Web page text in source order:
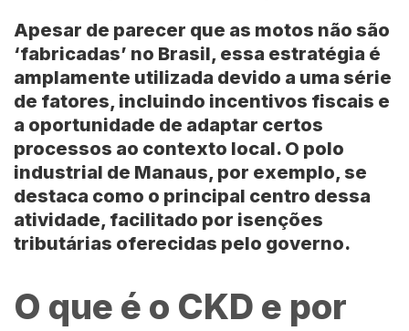
Apesar de parecer que as motos não são
‘fabricadas’ no Brasil, essa estratégia é
amplamente utilizada devido a uma série
de fatores, incluindo incentivos fiscais e
a oportunidade de adaptar certos
processos ao contexto local. O polo
industrial de Manaus, por exemplo, se
destaca como o principal centro dessa
atividade, facilitado por isenções
tributárias oferecidas pelo governo.
O que é o CKD e por